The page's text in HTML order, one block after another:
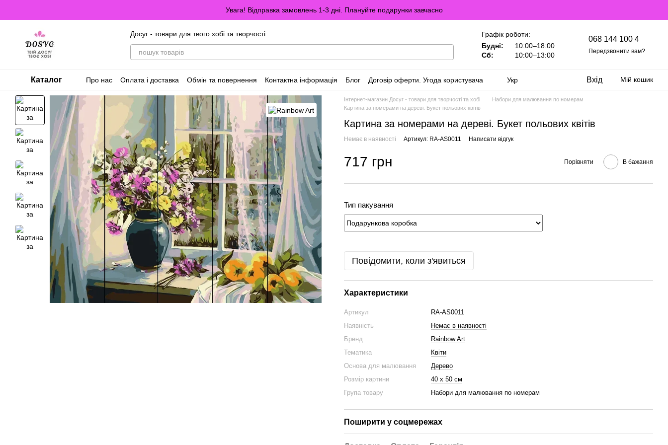
Увага! Відправка замовлень 1-3 дні. Плануйте подарунки завчасно
Досуг - товари для твого хобі та творчості
Графік роботи:
Будні:
10:00–18:00
Сб:
10:00–13:00
068 144 100 4
Передзвонити вам?
Каталог Про нас Оплата і доставка Обмін та повернення Контактна інформація Блог
Договір оферти. Угода користувача
Укр Вхід Мій кошик
Інтернет-магазин Досуг - товари для творчості та хобі
Набори для малювання по номерам
Картина за номерами на дереві. Букет польових квітів
Картина за номерами на дереві. Букет польових квітів
Немає в наявності Артикул: RA-AS0011 Написати відгук
717 грн Порівняти В бажання
Тип пакування
Повідомити, коли з'явиться
Характеристики
Артикул
RA-AS0011
Наявність
Немає в наявності
Бренд
Rainbow Art
Тематика
Квіти
Основа для малювання
Дерево
Розмір картини
40 х 50 см
Група товару
Набори для малювання по номерам
Поширити у соцмережах